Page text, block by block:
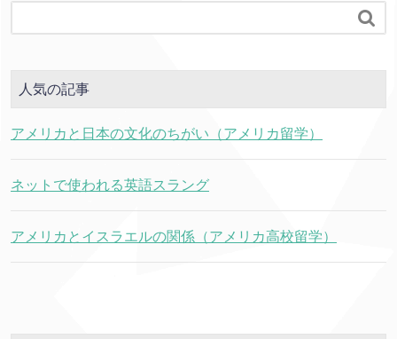

人気の記事
アメリカと日本の文化のちがい（アメリカ留学）
ネットで使われる英語スラング
アメリカとイスラエルの関係（アメリカ高校留学）